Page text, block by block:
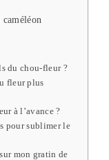
du chou-fleur ?
fleur plus
à l’avance ?
pour sublimer le
mon gratin de